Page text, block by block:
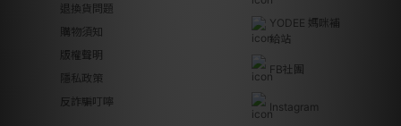
退換貨問題
購物須知
版權聲明
隱私政策
反詐騙叮嚀
YODEE 媽咪補
給站
FB社團
Instagram